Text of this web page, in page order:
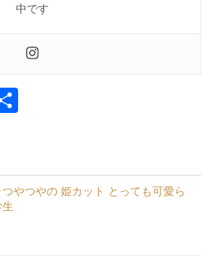
中です
やつやの 姫カット︎ とっても可愛ら
生